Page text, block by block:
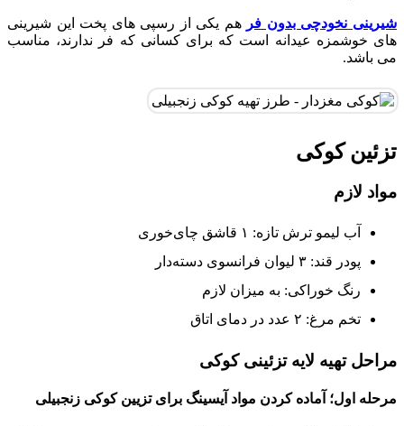
شیرینی نخودچی بدون فر هم یکی از رسپی های پخت این شیرینی
های خوشمزه عیدانه است که برای کسانی که فر ندارند، مناسب
می باشد.
تزئین کوکی
مواد لازم
آب لیمو ترش تازه: ۱ قاشق چای‌خوری
پودر قند: ۳ لیوان فرانسوی دسته‌دار
رنگ خوراکی: به میزان لازم
تخم مرغ: ۲ عدد در دمای اتاق
مراحل تهیه لایه تزئینی کوکی
مرحله اول؛ آماده کردن مواد آیسینگ برای تزیین کوکی زنجبیلی